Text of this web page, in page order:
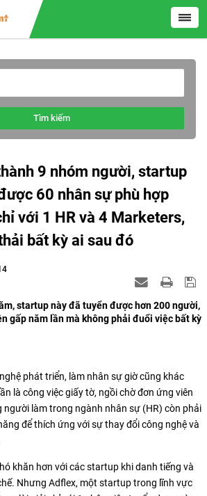
Tìm kiếm
9 nhóm người, startup
60 nhân sự phù hợp
với 1 HR và 4 Marketers,
bất kỳ ai sau đó
startup này đã tuyển được hơn 200 người,
gấp năm lần mà không phải đuổi việc bất kỳ
phát triển, làm nhân sự giờ cũng khác
là công việc giấy tờ, ngồi chờ đơn ứng viên
người làm trong ngành nhân sự (HR) còn phải
để thích ứng với sự thay đổi công nghệ và
khăn hơn với các startup khi danh tiếng và
Nhưng Adflex, một startup trong lĩnh vực